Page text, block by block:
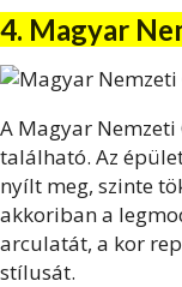
4. Magyar
A Magyar
található. Az
nyílt meg, szinte
akkoriban a
arculatát, a kor
stílusát.